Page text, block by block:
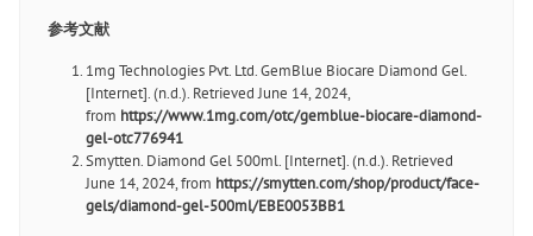
参考文献
1mg Technologies Pvt. Ltd. GemBlue Biocare Diamond Gel.
[Internet]. (n.d.). Retrieved June 14, 2024,
from https://www.1mg.com/otc/gemblue-biocare-diamond-
gel-otc776941
Smytten. Diamond Gel 500ml. [Internet]. (n.d.). Retrieved
June 14, 2024, from https://smytten.com/shop/product/face-
gels/diamond-gel-500ml/EBE0053BB1